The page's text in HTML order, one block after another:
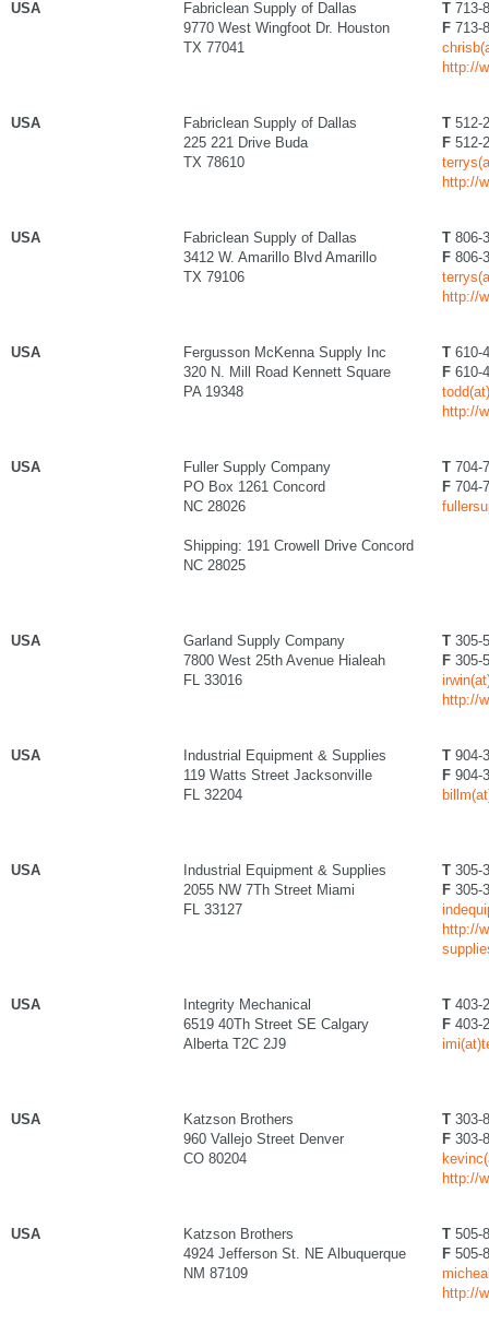
USA
Fabriclean Supply of Dallas
9770 West Wingfoot Dr. Houston
TX 77041
T 713-
F 713-
http://
USA
Fabriclean Supply of Dallas
225 221 Drive Buda
TX 78610
T 512-
F 512-
http://
USA
Fabriclean Supply of Dallas
3412 W. Amarillo Blvd Amarillo
TX 79106
T 806-
F 806-
http://
USA
Fergusson McKenna Supply Inc
320 N. Mill Road Kennett Square
PA 19348
T 610-
F 610-
http://
USA
Fuller Supply Company
PO Box 1261 Concord
NC 28026
Shipping: 191 Crowell Drive Concord
NC 28025
T 704-
F 704-
USA
Garland Supply Company
7800 West 25th Avenue Hialeah
FL 33016
T 305-
F 305-
http://
USA
Industrial Equipment & Supplies
119 Watts Street Jacksonville
FL 32204
T 904-
F 904-
USA
Industrial Equipment & Supplies
2055 NW 7Th Street Miami
FL 33127
T 305-
F 305-
http://
USA
Integrity Mechanical
6519 40Th Street SE Calgary
Alberta T2C 2J9
T 403-
F 403-
USA
Katzson Brothers
960 Vallejo Street Denver
CO 80204
T 303-
F 303-
http://
USA
Katzson Brothers
4924 Jefferson St. NE Albuquerque
NM 87109
T 505-
F 505-
http://